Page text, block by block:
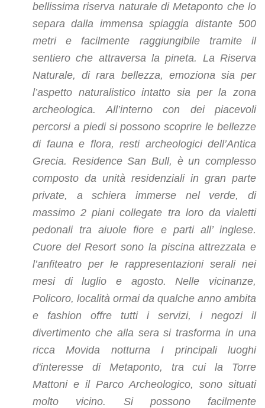
bellissima riserva naturale di Metaponto che lo
separa dalla immensa spiaggia distante 500
metri e facilmente raggiungibile tramite il
sentiero che attraversa la pineta. La Riserva
Naturale, di rara bellezza, emoziona sia per
l’aspetto naturalistico intatto sia per la zona
archeologica. All’interno con dei piacevoli
percorsi a piedi si possono scoprire le bellezze
di fauna e flora, resti archeologici dell’Antica
Grecia. Residence San Bull, è un complesso
composto da unità residenziali in gran parte
private, a schiera immerse nel verde, di
massimo 2 piani collegate tra loro da vialetti
pedonali tra aiuole fiore e parti all’ inglese.
Cuore del Resort sono la piscina attrezzata e
l’anfiteatro per le rappresentazioni serali nei
mesi di luglio e agosto. Nelle vicinanze,
Policoro, località ormai da qualche anno ambita
e fashion offre tutti i servizi, i negozi il
divertimento che alla sera si trasforma in una
ricca Movida notturna I principali luoghi
d'interesse di Metaponto, tra cui la Torre
Mattoni e il Parco Archeologico, sono situati
molto vicino. Si possono facilmente